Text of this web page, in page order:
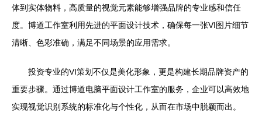
体到实体物料，高质量的视觉元素能够增强品牌的专业感和信任
度。博道工作室利用先进的平面设计技术，确保每一张VI图片细节
清晰、色彩准确，满足不同场景的应用需求。
投资专业的VI策划不仅是美化形象，更是构建长期品牌资产的
重要步骤。通过博道电脑平面设计工作室的服务，企业可以高效地
实现视觉识别系统的标准化与个性化，从而在市场中脱颖而出。